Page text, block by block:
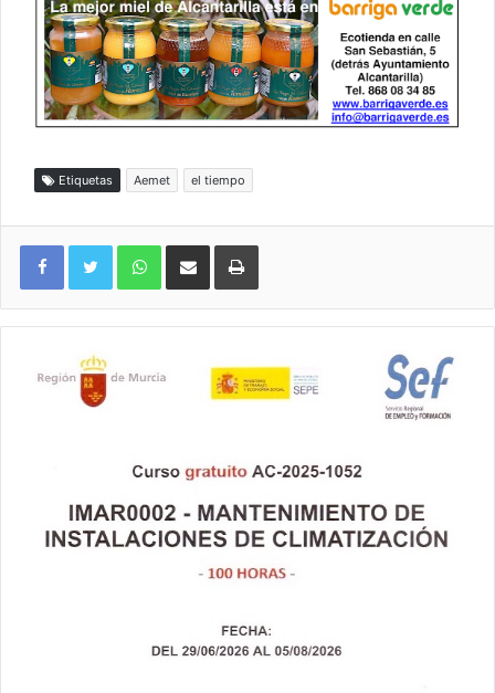
Etiquetas Aemet el tiempo
WhatsAppCompartir por correo electrónicoImprimir